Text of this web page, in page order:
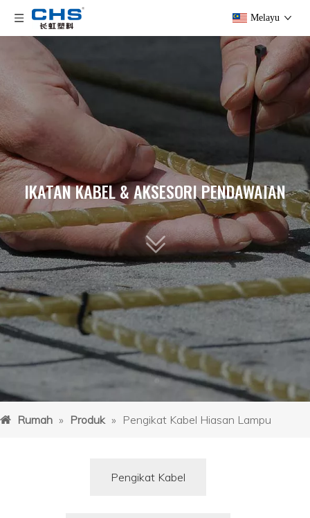
Melayu
IKATAN KABEL & AKSESORI PENDAWAIAN
Rumah » Produk » Pengikat Kabel Hiasan Lampu
Pengikat Kabel